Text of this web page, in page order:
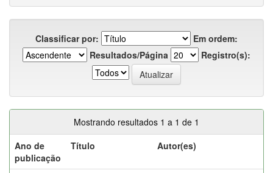
Classificar por:
Em ordem:
Resultados/Página
Registro(s):
Mostrando resultados 1 a 1 de 1
Ano de
publicação
Título Autor(es)